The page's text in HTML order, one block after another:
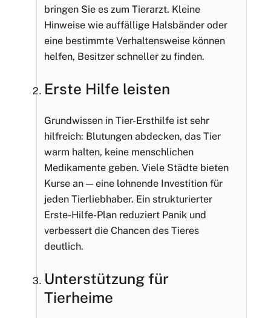
bringen Sie es zum Tierarzt. Kleine
Hinweise wie auffällige Halsbänder oder
eine bestimmte Verhaltensweise können
helfen, Besitzer schneller zu finden.
Erste Hilfe leisten
Grundwissen in Tier-Ersthilfe ist sehr
hilfreich: Blutungen abdecken, das Tier
warm halten, keine menschlichen
Medikamente geben. Viele Städte bieten
Kurse an — eine lohnende Investition für
jeden Tierliebhaber. Ein strukturierter
Erste-Hilfe-Plan reduziert Panik und
verbessert die Chancen des Tieres
deutlich.
Unterstützung für
Tierheime